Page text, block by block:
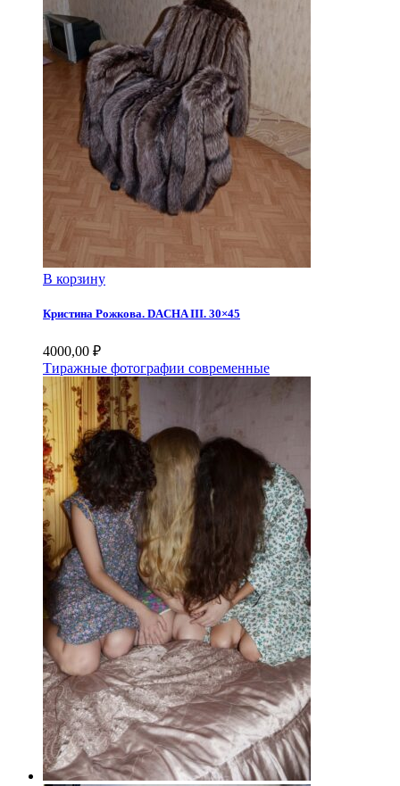
В корзину
Кристина Рожкова. DACHA III. 30×45
4000,00 ₽
Тиражные фотографии современные